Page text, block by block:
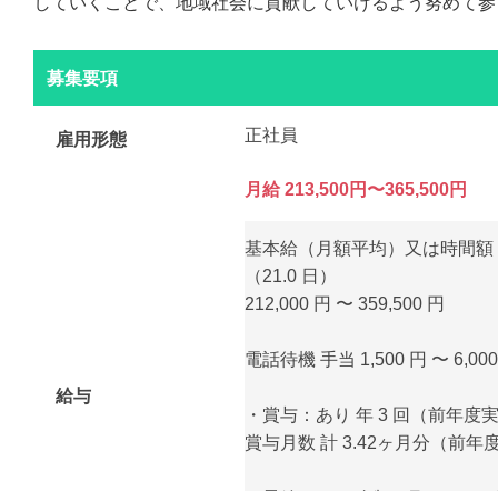
募集要項
雇用形態 正社員
給与
月給 213,500円〜365,500円
基本給（月額平均）又は時間
（21.0 日）
212,000 円 〜 359,500 円
電話待機 手当 1,500 円 〜
・賞与：あり 年 3 回（前年度
賞与月数 計 3.42ヶ月分（前年